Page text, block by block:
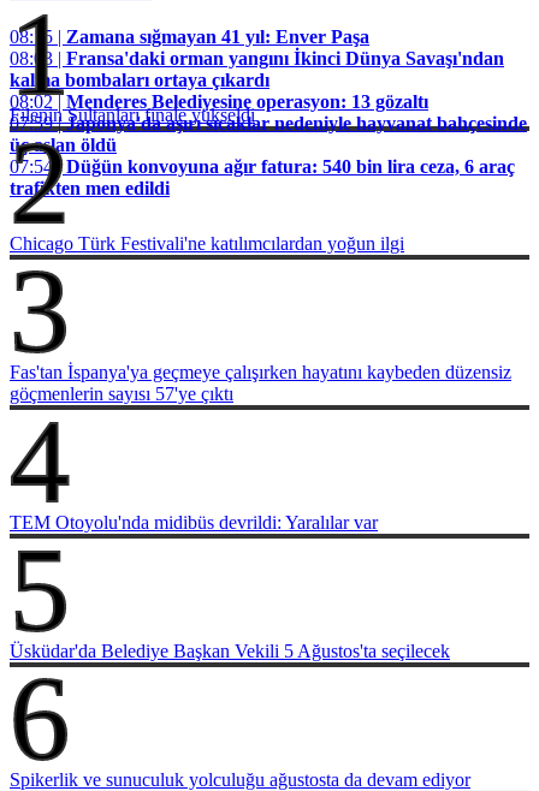
08:15 | Zamana sığmayan 41 yıl: Enver Paşa
08:03 | Fransa'daki orman yangını İkinci Dünya Savaşı'ndan
kalma bombaları ortaya çıkardı
08:02 |Menderes Belediyesine operasyon: 13 gözaltı
07:59 |Japonya'da aşırı sıcaklar nedeniyle hayvanat bahçesinde
üç aslan öldü
07:54 |Düğün konvoyuna ağır fatura: 540 bin lira ceza, 6 araç
trafikten men edildi
1
Filenin Sultanları finale yükseldi
2
Chicago Türk Festivali'ne katılımcılardan yoğun ilgi
3
Fas'tan İspanya'ya geçmeye çalışırken hayatını kaybeden düzensiz
göçmenlerin sayısı 57'ye çıktı
4
TEM Otoyolu'nda midibüs devrildi: Yaralılar var
5
Üsküdar'da Belediye Başkan Vekili 5 Ağustos'ta seçilecek
6
Spikerlik ve sunuculuk yolculuğu ağustosta da devam ediyor